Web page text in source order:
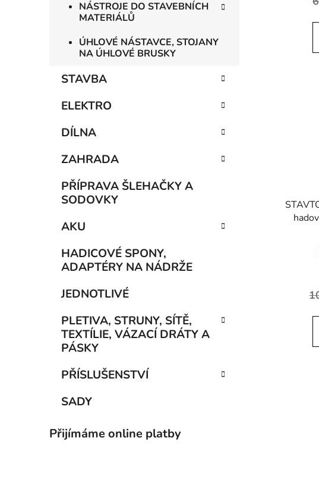
NÁSTROJE DO STAVEBNÍCH
MATERIÁLŮ
ÚHLOVÉ NÁSTAVCE, STOJANY
NA ÚHLOVÉ BRUSKY
STAVBA
ELEKTRO
DÍLNA
ZAHRADA
PŘÍPRAVA ŠLEHAČKY A
SODOVKY
AKU
HADICOVÉ SPONY,
ADAPTÉRY NA NÁDRŽE
JEDNOTLIVÉ
PLETIVA, STRUNY, SÍTĚ,
TEXTÍLIE, VÁZACÍ DRÁTY A
PÁSKY
PŘÍSLUŠENSTVÍ
SADY
Přijímáme online platby